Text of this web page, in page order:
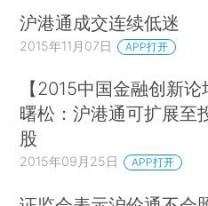
沪港通成交连续低迷
2015年11月07日 APP打开
【2015中国金融创新
曙松：沪港通可扩展至
股
2015年09月25日 APP打开